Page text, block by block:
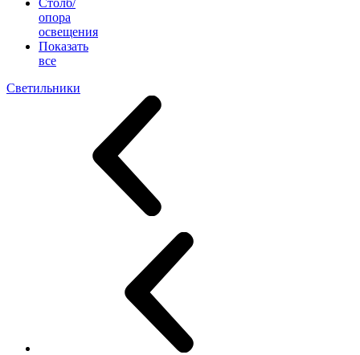
Столб/
опора
освещения
Показать
все
Светильники